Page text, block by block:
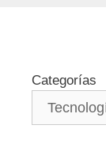
Categorías